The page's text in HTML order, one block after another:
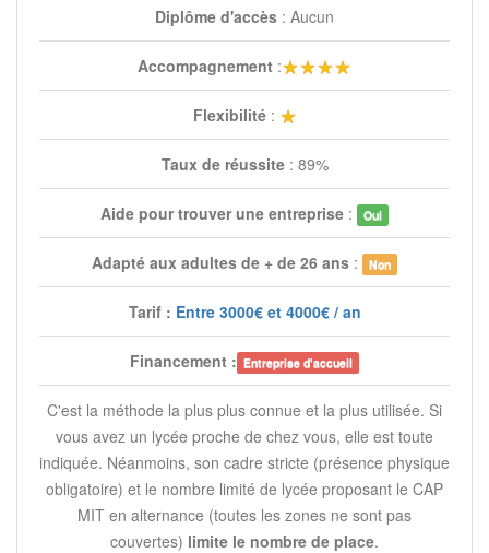
Diplôme d'accès : Aucun
Accompagnement :
Flexibilité:
Taux de réussite: 89%
Aide pour trouver une entreprise: Oui
Adapté aux adultes de + de 26 ans: Non
Tarif : Entre 3000€ et 4000€ / an
Financement : Entreprise d'accueil
C'est la méthode la plus plus connue et la plus utilisée. Si
vous avez un lycée proche de chez vous, elle est toute
indiquée. Néanmoins, son cadre stricte (présence physique
obligatoire) et le nombre limité de lycée proposant le CAP
MIT en alternance (toutes les zones ne sont pas
couvertes) limite le nombre de place.